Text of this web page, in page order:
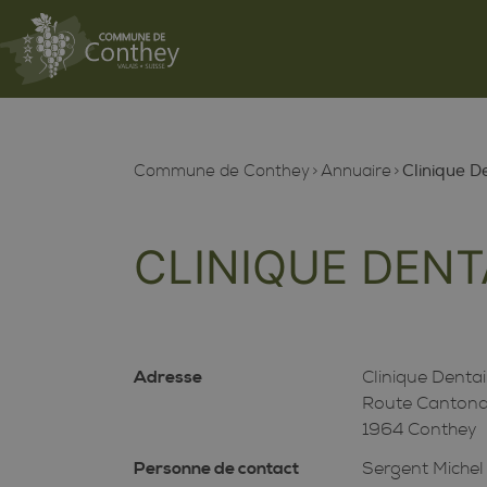
Commune de Conthey Annuaire Clinique
CLINIQUE
Adresse
Clinique
Route
1964 Conthey
Personne de contact
Sergent Michel